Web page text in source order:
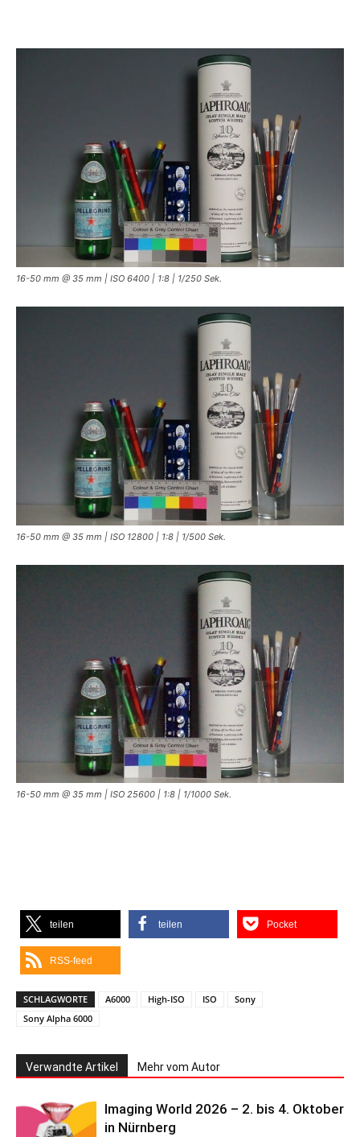
16-50 mm @ 35 mm | ISO 6400 | 1:8 | 1/250 Sek.
16-50 mm @ 35 mm | ISO 12800 | 1:8 | 1/500 Sek.
16-50 mm @ 35 mm | ISO 25600 | 1:8 | 1/1000 Sek.
teilen teilen Pocket
RSS-feed
SCHLAGWORTE A6000 High-ISO ISO
Sony
Sony Alpha 6000
Verwandte Artikel Mehr vom Autor
Imaging World 2026 – 2. bis 4. Oktober
in Nürnberg